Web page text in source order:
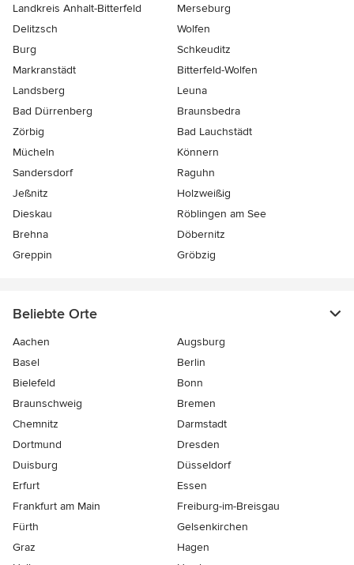
Landkreis Anhalt-Bitterfeld
Merseburg
Delitzsch
Wolfen
Burg
Schkeuditz
Markranstädt
Bitterfeld-Wolfen
Landsberg
Leuna
Bad Dürrenberg
Braunsbedra
Zörbig
Bad Lauchstädt
Mücheln
Könnern
Sandersdorf
Raguhn
Jeßnitz
Holzweißig
Dieskau
Röblingen am See
Brehna
Döbernitz
Greppin
Gröbzig
Beliebte Orte
Aachen
Augsburg
Basel
Berlin
Bielefeld
Bonn
Braunschweig
Bremen
Chemnitz
Darmstadt
Dortmund
Dresden
Duisburg
Düsseldorf
Erfurt
Essen
Frankfurt am Main
Freiburg-im-Breisgau
Fürth
Gelsenkirchen
Graz
Hagen